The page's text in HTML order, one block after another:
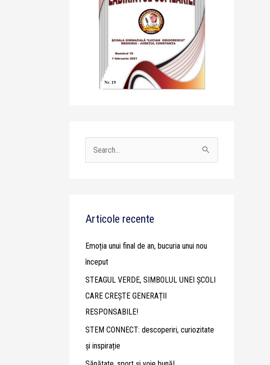
c
f
o
r
:
Articole recente
Emoția unui final de an, bucuria unui nou
început
STEAGUL VERDE, SIMBOLUL UNEI ȘCOLI
CARE CREȘTE GENERAȚII
RESPONSABILE!
STEM CONNECT: descoperiri, curiozitate
și inspirație